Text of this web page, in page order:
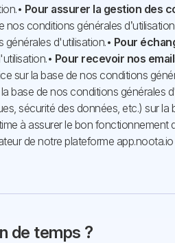
• Pour assurer la gestion des
conditions générales
générales d'utilisation.• Pour
• Pour recevoir nos
sur la base de nos conditions
base de nos conditions générales
sécurité des données, etc.) sur la
à assurer le bon fonctionnement
de notre plateforme
de temps ?